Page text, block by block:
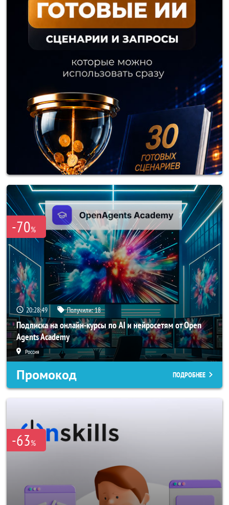
-70%
20:28:47 Получили:18
Подписка на онлайн-курсы по AI и нейросетям от Open
Agents Academy
Россия
Промокод ПОДРОБНЕЕ
-63%